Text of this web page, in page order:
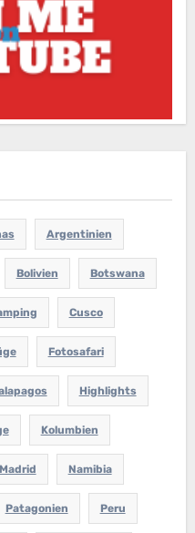
Argentinien
Bolivien Botswana
Cusco
Fotosafari
Highlights
Kolumbien
Madrid Namibia
Patagonien Peru